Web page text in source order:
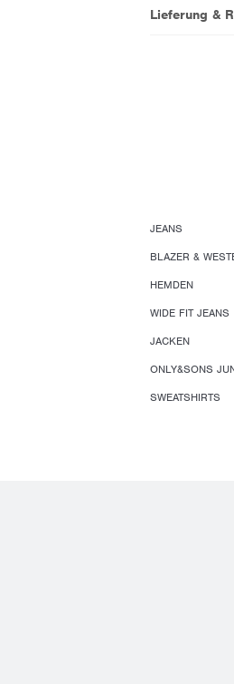
Lieferung &
JEANS
BLAZER &
HEMDEN
WIDE FIT JEANS
JACKEN
ONLY&SONS
SWEATSHIRTS